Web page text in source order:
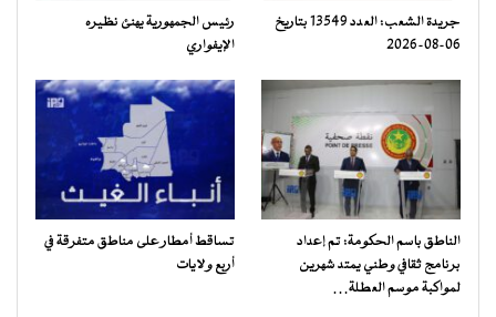
جريدة الشعب: العدد 13549 بتاريخ
06-08-2026
رئيس الجمهورية يهنئ نظيره
الإيفواري
الناطق باسم الحكومة: تم إعداد
برنامج ثقافي وطني يمتد شهرين
لمواكبة موسم العطلة…
تساقط أمطار على مناطق متفرقة في
أربع ولايات